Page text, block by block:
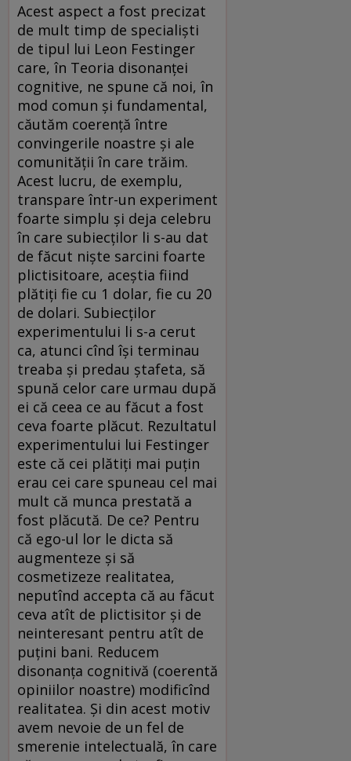
Acest aspect a fost precizat
de mult timp de specialiști
de tipul lui Leon Festinger
care, în Teoria disonanței
cognitive, ne spune că noi, în
mod comun și fundamental,
căutăm coerență între
convingerile noastre și ale
comunității în care trăim.
Acest lucru, de exemplu,
transpare într-un experiment
foarte simplu și deja celebru
în care subiecților li s-au dat
de făcut niște sarcini foarte
plictisitoare, aceștia fiind
plătiți fie cu 1 dolar, fie cu 20
de dolari. Subiecților
experimentului li s-a cerut
ca, atunci cînd își terminau
treaba și predau ștafeta, să
spună celor care urmau după
ei că ceea ce au făcut a fost
ceva foarte plăcut. Rezultatul
experimentului lui Festinger
este că cei plătiți mai puțin
erau cei care spuneau cel mai
mult că munca prestată a
fost plăcută. De ce? Pentru
că ego-ul lor le dicta să
augmenteze și să
cosmetizeze realitatea,
neputînd accepta că au făcut
ceva atît de plictisitor și de
neinteresant pentru atît de
puțini bani. Reducem
disonanța cognitivă (coerentă
opiniilor noastre) modificînd
realitatea. Și din acest motiv
avem nevoie de un fel de
smerenie intelectuală, în care